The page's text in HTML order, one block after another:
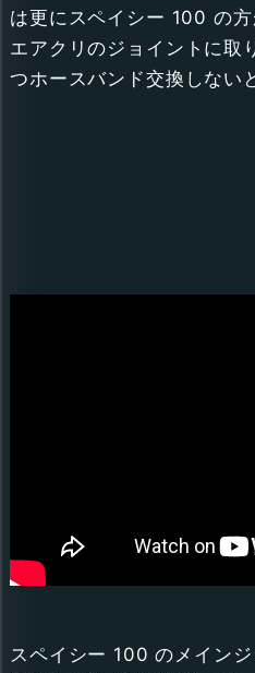
は更にスペイシー 100 の
エアクリのジョイントに取
つホースバンド交換しない
スペイシー 100 のメイン